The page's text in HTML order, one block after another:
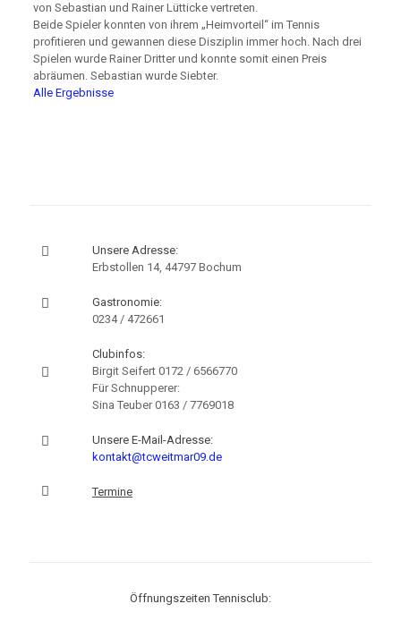
von Sebastian und Rainer Lütticke vertreten.
Beide Spieler konnten von ihrem „Heimvorteil“ im Tennis
profitieren und gewannen diese Disziplin immer hoch. Nach drei
Spielen wurde Rainer Dritter und konnte somit einen Preis
abräumen. Sebastian wurde Siebter.
Alle Ergebnisse
Unsere Adresse:
Erbstollen 14, 44797 Bochum
Gastronomie:
0234 / 472661
Clubinfos:
Birgit Seifert 0172 / 6566770
Für Schnupperer:
Sina Teuber0163 / 7769018
Unsere E-Mail-Adresse:
kontakt@tcweitmar09.de
Termine
Öffnungszeiten Tennisclub: